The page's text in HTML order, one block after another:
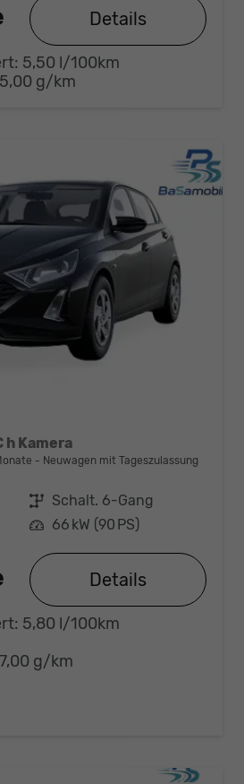
Details
5,50 l/100km
g/km
h Kamera
Neuwagen mit Tageszulassung
Getriebe Schalt. 6-Gang
Leistung 66 kW (90 PS)
Details
5,80 l/100km
g/km